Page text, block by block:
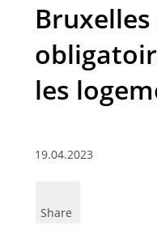
Bruxelles
les
19.04.2023
Share